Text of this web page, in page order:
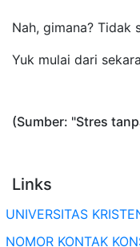
Nah, gimana? Tidak
Yuk mulai dari
(Sumber: "Stres
Links
UNIVERSITAS
NOMOR KONTAK